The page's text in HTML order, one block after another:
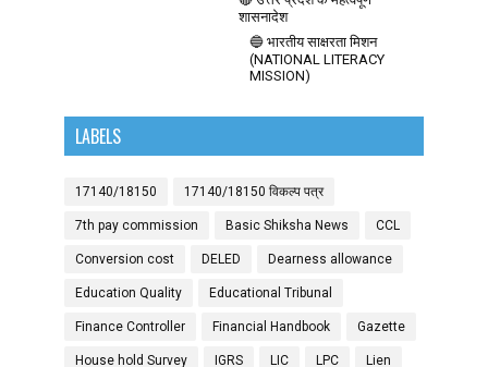
शासनादेश
🔵 भारतीय साक्षरता मिशन
(NATIONAL LITERACY
MISSION)
LABELS
17140/18150 17140/18150 विकल्प पत्र
7th pay commission Basic Shiksha News CCL
Conversion cost DELED Dearness allowance
Education Quality Educational Tribunal
Finance Controller Financial Handbook Gazette
House hold Survey IGRS LIC LPC Lien